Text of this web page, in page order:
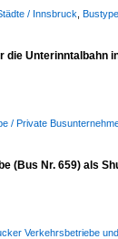
/ Innsbruck
Unterinntalbahn
/ Private
(Bus Nr. 659) als
Verkehrsbetriebe